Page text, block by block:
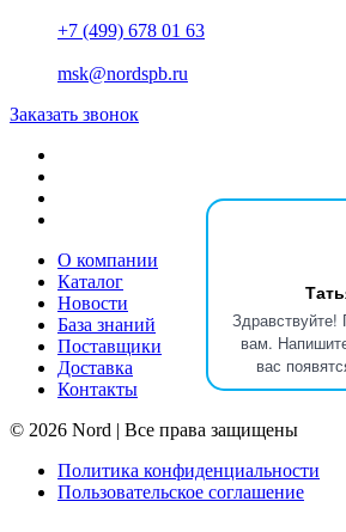
Здравствуйте!
вам.
вас
+7 (499) 678 01 63
msk@nordspb.ru
Заказать звонок
О компании
Каталог
Новости
База знаний
Поставщики
Доставка
Контакты
© 2026 Nord | Все права защищены
Политика конфиденциальности
Пользовательское соглашение